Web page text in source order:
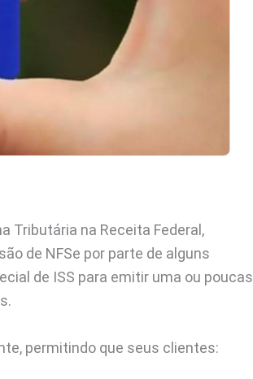
Tributária na Receita Federal,
de NFSe por parte de alguns
de ISS para emitir uma ou poucas
permitindo que seus clientes: